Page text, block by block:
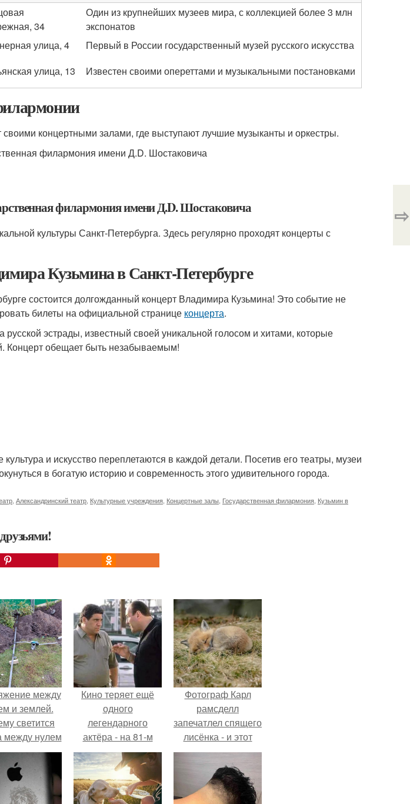
34
Один из крупнейших музеев мира, с коллекцией более 3 млн
экспонатов
улица, 4
Первый в России государственный музей русского искусства
улица, 13 Известен своими опереттами и музыкальными постановками
своими концертными залами, где выступают лучшие музыканты и оркестры.
филармония имени Д.D. Шостаковича
филармония имени Д.D. Шостаковича
культуры Санкт-Петербурга. Здесь регулярно проходят концерты с
Кузьмина в Санкт-Петербурге
состоится долгожданный концерт Владимира Кузьмина! Это событие не
билеты на официальной странице концерта.
эстрады, известный своей уникальной голосом и хитами, которые
Концерт обещает быть незабываемым!
и искусство переплетаются в каждой детали. Посетив его театры, музеи
в богатую историю и современность этого удивительного города.
Александринский театр Культурные учреждения Концертные залы Государственная филармония Кузьмин в
⇨
между
и землей.
светится
между нулем
землей.
Кино теряет ещё
одного
легендарного
актёра - на 81-м
году жизни не стало
Винсента пасторе.
Фотограф Карл
рамсделл
запечатлел спящего
лисёнка - и этот
кадр способен
растопить даже
самое суровое
сердце.